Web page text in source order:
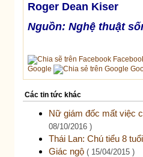
Roger Dean Kiser
Nguồn: Nghệ thuật
Google
Các tin tức khác
Nữ giám đốc mất việc
08/10/2016 )
Thái Lan: Chú tiểu 8
Giác ngộ ( 15/04/2015 )